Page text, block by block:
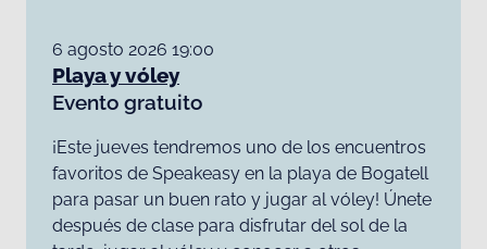
6 agosto 2026 19:00
Playa y vóley
Evento gratuito
¡Este jueves tendremos uno de los encuentros
favoritos de Speakeasy en la playa de Bogatell
para pasar un buen rato y jugar al vóley! Únete
después de clase para disfrutar del sol de la